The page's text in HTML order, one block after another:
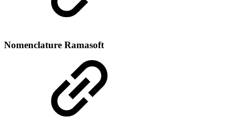
Nomenclature Ramasoft